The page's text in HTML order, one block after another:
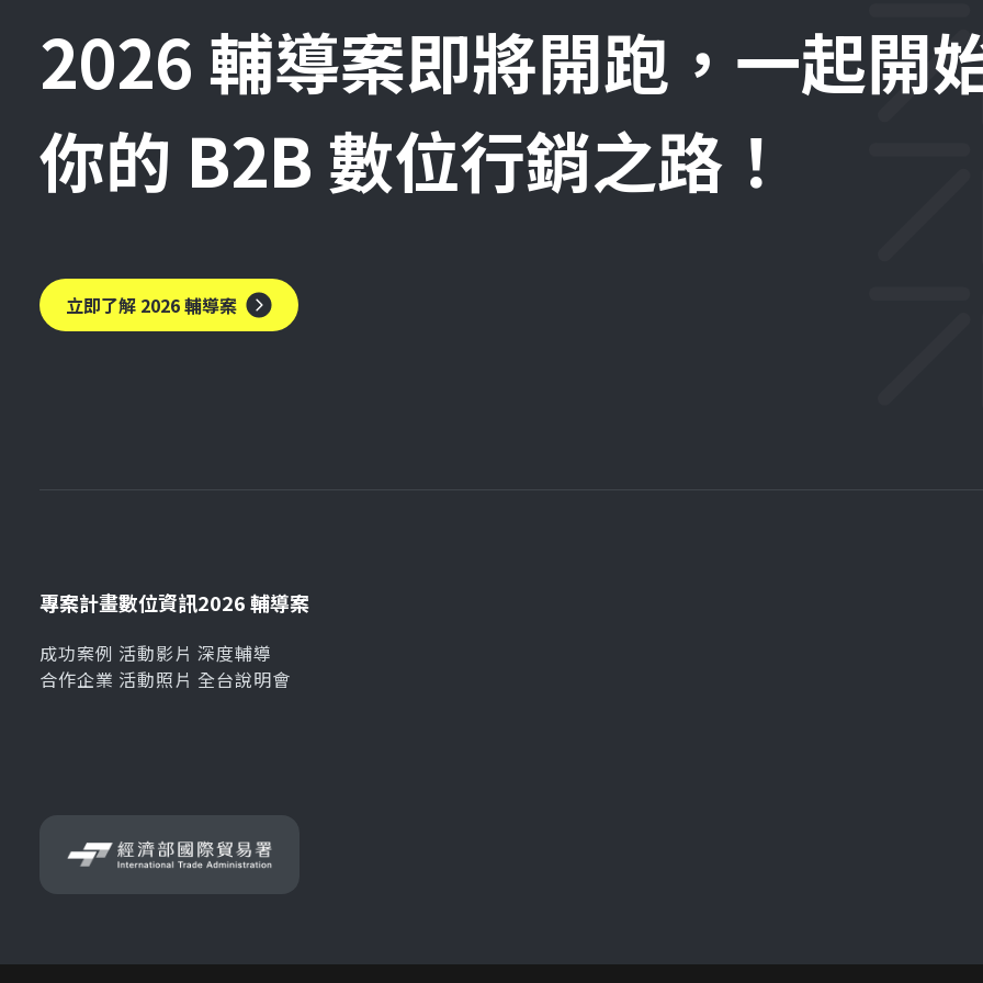
2026 輔導案即將開跑，一起開
你的 B2B 數位行銷之路！
立即了解 2026 輔導案
專案計畫
成功案例
合作企業
數位資訊
活動影片
活動照片
2026 輔導案
深度輔導
全台說明會